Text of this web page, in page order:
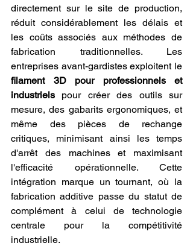
directement sur le site de production,
réduit considérablement les délais et
les coûts associés aux méthodes de
fabrication traditionnelles. Les
filament 3D pour professionnels et
industriels pour créer des outils sur
mesure, des gabarits ergonomiques, et
même des pièces de rechange
critiques, minimisant ainsi les temps
d'arrêt des machines et maximisant
l'efficacité opérationnelle. Cette
intégration marque un tournant, où la
fabrication additive passe du statut de
complément à celui de technologie
centrale pour la compétitivité
industrielle.